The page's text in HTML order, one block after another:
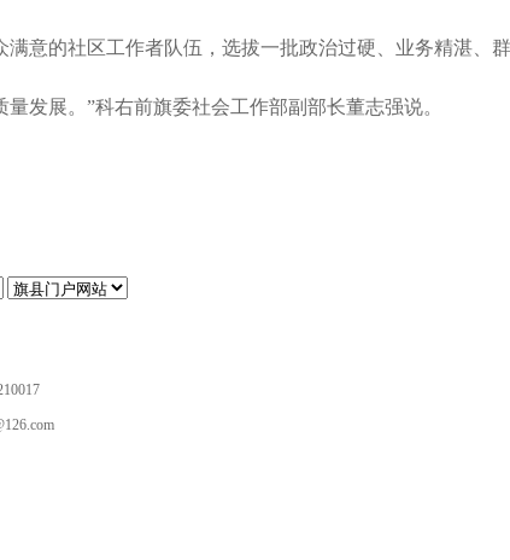
意的社区工作者队伍，选拔一批政治过硬、业务精湛、
发展。”科右前旗委社会工作部副部长董志强说。